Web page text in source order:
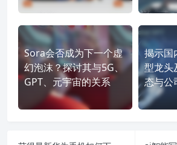
Sora会否成为下一个虚
幻泡沫？探讨其与5G、
GPT、元宇宙的关系
揭示国
型龙头
态与公